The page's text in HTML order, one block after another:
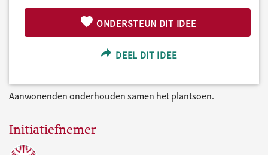
ONDERSTEUN DIT IDEE
DEEL DIT IDEE
Aanwonenden onderhouden samen het plantsoen.
Initiatiefnemer